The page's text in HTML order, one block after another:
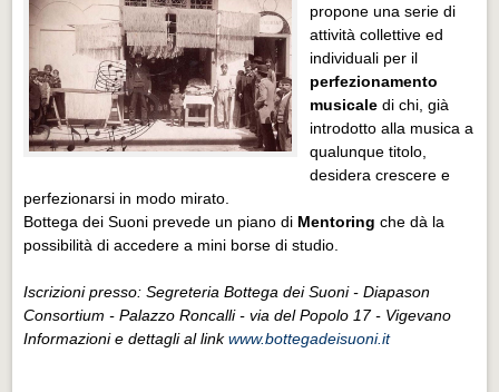
propone una serie di
attività collettive ed
individuali per il
perfezionamento
musicaledi chi, già
introdotto alla musica a
qualunque titolo,
desidera crescere e
perfezionarsi in modo mirato.
Bottega dei Suoni prevede un piano di Mentoring che dà la
possibilità di accedere a mini borse di studio.
Iscrizioni presso: Segreteria Bottega dei Suoni - Diapason
Consortium - Palazzo Roncalli - via del Popolo 17 - Vigevano
Informazioni e dettagli al linkwww.bottegadeisuoni.it